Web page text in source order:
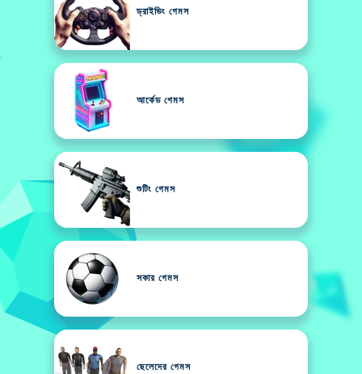
ড্রাইভিং গেমস
আর্কেড গেমস
শুটিং গেমস
সকার গেমস
ছেলেদের গেমস